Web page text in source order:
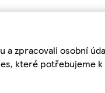
zpracovali osobní
které potřebujeme